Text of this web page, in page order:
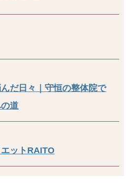
だ日々｜守恒の整体院で
道
ットRAITO